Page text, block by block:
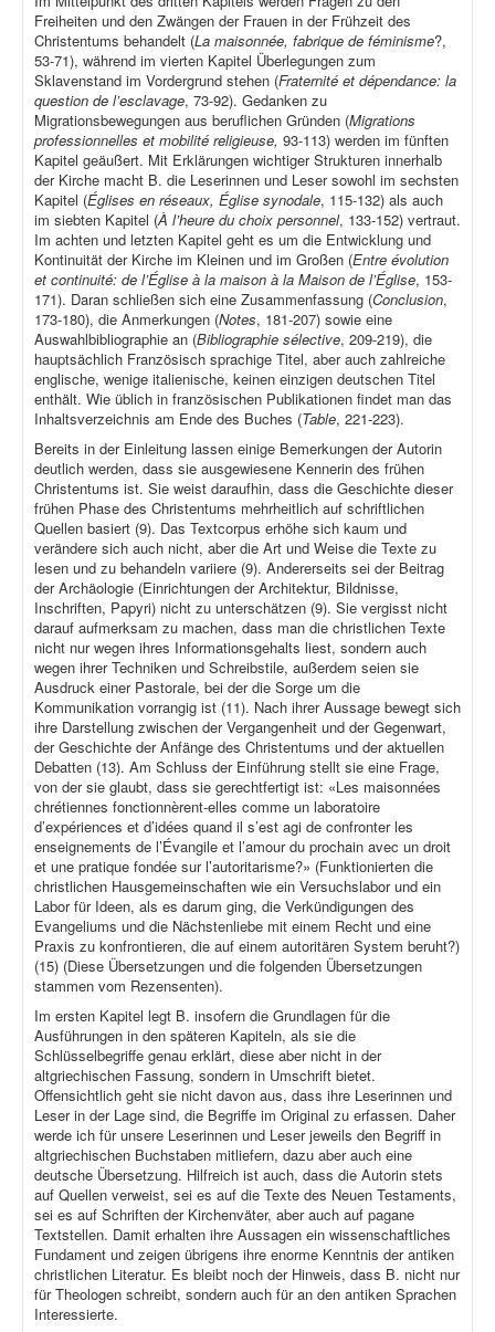
Freiheiten und den Zwängen der Frauen in der Frühzeit des
Christentums behandelt (La maisonnée, fabrique de féminisme?,
53-71), während im vierten Kapitel Überlegungen zum
Sklavenstand im Vordergrund stehen (Fraternité et dépendance: la
question de l’esclavage, 73-92). Gedanken zu
Migrationsbewegungen aus beruflichen Gründen (Migrations
professionnelles et mobilité religieuse, 93-113) werden im fünften
Kapitel geäußert. Mit Erklärungen wichtiger Strukturen innerhalb
der Kirche macht B. die Leserinnen und Leser sowohl im sechsten
Kapitel (Églises en réseaux, Église synodale, 115-132) als auch
im siebten Kapitel (À l’heure du choix personnel, 133-152) vertraut.
Im achten und letzten Kapitel geht es um die Entwicklung und
Kontinuität der Kirche im Kleinen und im Großen (Entre évolution
et continuité: de l’Église à la maison à la Maison de l’Église, 153-
171). Daran schließen sich eine Zusammenfassung (Conclusion,
173-180), die Anmerkungen (Notes, 181-207) sowie eine
Auswahlbibliographie an (Bibliographie sélective, 209-219), die
hauptsächlich Französisch sprachige Titel, aber auch zahlreiche
englische, wenige italienische, keinen einzigen deutschen Titel
enthält. Wie üblich in französischen Publikationen findet man das
Inhaltsverzeichnis am Ende des Buches (Table, 221-223).
Bereits in der Einleitung lassen einige Bemerkungen der Autorin
deutlich werden, dass sie ausgewiesene Kennerin des frühen
Christentums ist. Sie weist daraufhin, dass die Geschichte dieser
frühen Phase des Christentums mehrheitlich auf schriftlichen
Quellen basiert (9). Das Textcorpus erhöhe sich kaum und
verändere sich auch nicht, aber die Art und Weise die Texte zu
lesen und zu behandeln variiere (9). Andererseits sei der Beitrag
der Archäologie (Einrichtungen der Architektur, Bildnisse,
Inschriften, Papyri) nicht zu unterschätzen (9). Sie vergisst nicht
darauf aufmerksam zu machen, dass man die christlichen Texte
nicht nur wegen ihres Informationsgehalts liest, sondern auch
wegen ihrer Techniken und Schreibstile, außerdem seien sie
Ausdruck einer Pastorale, bei der die Sorge um die
Kommunikation vorrangig ist (11). Nach ihrer Aussage bewegt sich
ihre Darstellung zwischen der Vergangenheit und der Gegenwart,
der Geschichte der Anfänge des Christentums und der aktuellen
Debatten (13). Am Schluss der Einführung stellt sie eine Frage,
von der sie glaubt, dass sie gerechtfertigt ist: «Les maisonnées
chrétiennes fonctionnèrent-elles comme un laboratoire
d’expériences et d’idées quand il s’est agi de confronter les
enseignements de l’Évangile et l’amour du prochain avec un droit
et une pratique fondée sur l’autoritarisme?» (Funktionierten die
christlichen Hausgemeinschaften wie ein Versuchslabor und ein
Labor für Ideen, als es darum ging, die Verkündigungen des
Evangeliums und die Nächstenliebe mit einem Recht und eine
Praxis zu konfrontieren, die auf einem autoritären System beruht?)
(15) (Diese Übersetzungen und die folgenden Übersetzungen
stammen vom Rezensenten).
Im ersten Kapitel legt B. insofern die Grundlagen für die
Ausführungen in den späteren Kapiteln, als sie die
Schlüsselbegriffe genau erklärt, diese aber nicht in der
altgriechischen Fassung, sondern in Umschrift bietet.
Offensichtlich geht sie nicht davon aus, dass ihre Leserinnen und
Leser in der Lage sind, die Begriffe im Original zu erfassen. Daher
werde ich für unsere Leserinnen und Leser jeweils den Begriff in
altgriechischen Buchstaben mitliefern, dazu aber auch eine
deutsche Übersetzung. Hilfreich ist auch, dass die Autorin stets
auf Quellen verweist, sei es auf die Texte des Neuen Testaments,
sei es auf Schriften der Kirchenväter, aber auch auf pagane
Textstellen. Damit erhalten ihre Aussagen ein wissenschaftliches
Fundament und zeigen übrigens ihre enorme Kenntnis der antiken
christlichen Literatur. Es bleibt noch der Hinweis, dass B. nicht nur
für Theologen schreibt, sondern auch für an den antiken Sprachen
Interessierte.